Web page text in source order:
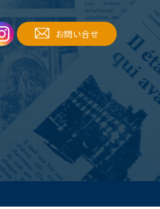
お問い合せ